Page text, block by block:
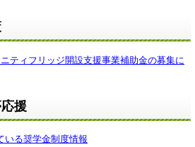
ティフリッジ開設支援事業補助金の募集に
援
いる奨学金制度情報